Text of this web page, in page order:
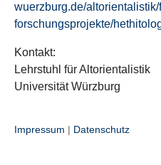
wuerzburg.de/
forschungsprojekte/
Kontakt:
Lehrstuhl für Altorientalistik
Universität Würzburg
Impressum | Datenschutz